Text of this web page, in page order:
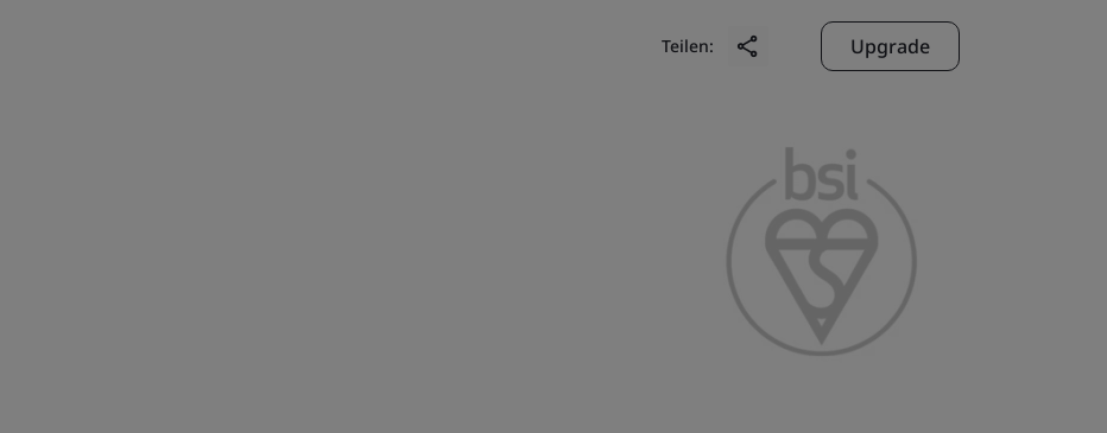
Teilen: Upgrade